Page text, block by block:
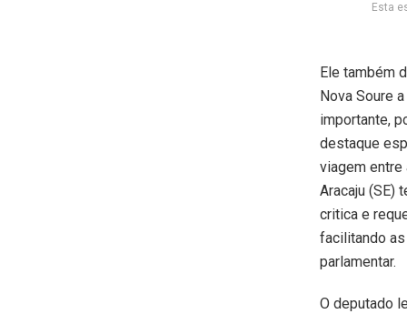
Esta
Ele também
Nova Soure
importante,
destaque
viagem entre
Aracaju (SE)
critica e
facilitando
parlamentar.
O deputado